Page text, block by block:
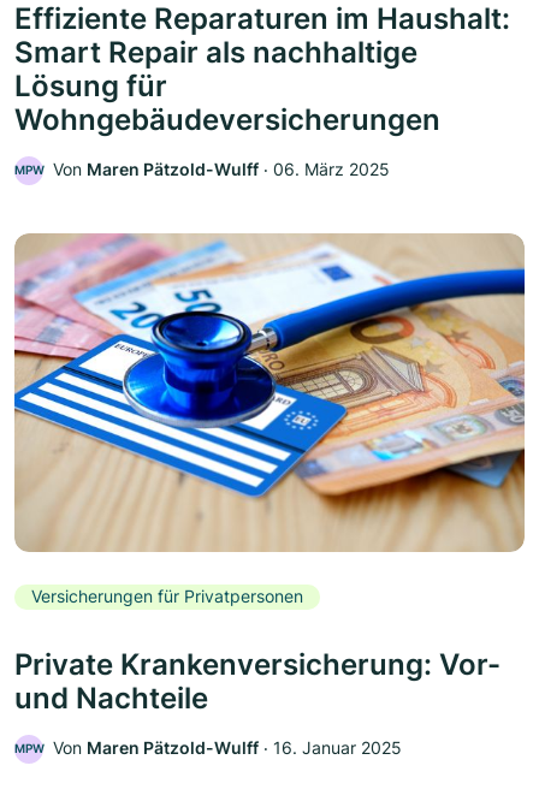
Effiziente Reparaturen im Haushalt:
Smart Repair als nachhaltige
Lösung für
Wohngebäudeversicherungen
MPW Von Maren Pätzold-Wulff ‧ 06. März 2025
Versicherungen für Privatpersonen
Private Krankenversicherung: Vor-
und Nachteile
MPW Von Maren Pätzold-Wulff ‧ 16. Januar 2025